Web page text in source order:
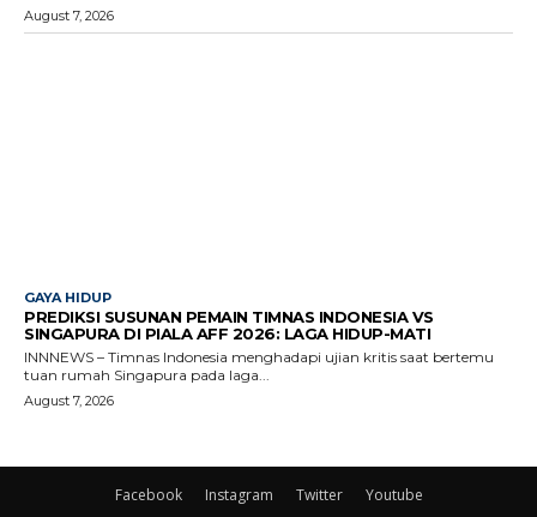
August 7, 2026
GAYA HIDUP
PREDIKSI SUSUNAN PEMAIN TIMNAS INDONESIA VS
SINGAPURA DI PIALA AFF 2026: LAGA HIDUP-MATI
INNNEWS – Timnas Indonesia menghadapi ujian kritis saat bertemu
tuan rumah Singapura pada laga...
August 7, 2026
Facebook Instagram Twitter Youtube